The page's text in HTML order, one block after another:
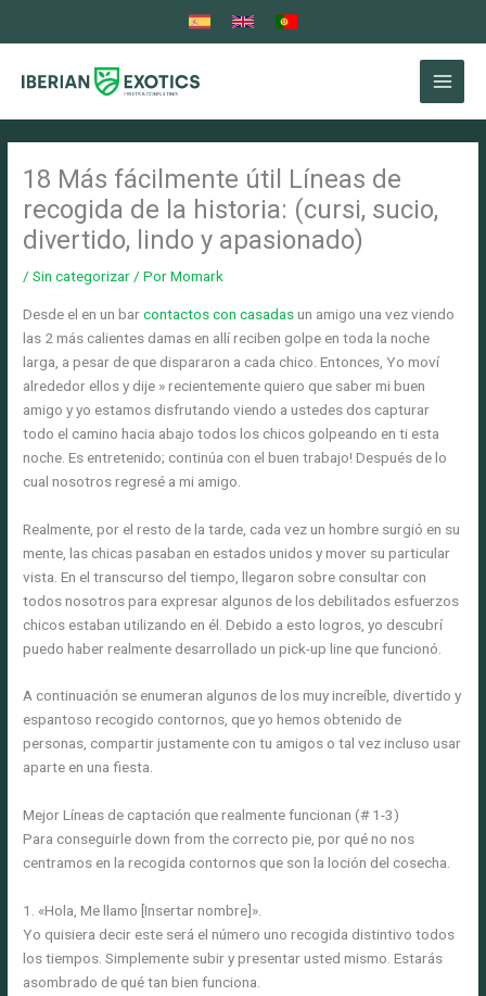
18 Más fácilmente útil Líneas de
recogida de la historia: (cursi, sucio,
divertido, lindo y apasionado)
/Sin categorizar / PorMomark
Desde el en un barcontactos con casadasun amigo una vez viendo
las 2 más calientes damas en allí reciben golpe en toda la noche
larga, a pesar de que dispararon a cada chico. Entonces, Yo moví
alrededor ellos y dije » recientemente quiero que saber mi buen
amigo y yo estamos disfrutando viendo a ustedes dos capturar
todo el camino hacia abajo todos los chicos golpeando en ti esta
noche. Es entretenido; continúa con el buen trabajo! Después de lo
cual nosotros regresé a mi amigo.
Realmente, por el resto de la tarde, cada vez un hombre surgió en su
mente, las chicas pasaban en estados unidos y mover su particular
vista. En el transcurso del tiempo, llegaron sobre consultar con
todos nosotros para expresar algunos de los debilitados esfuerzos
chicos estaban utilizando en él. Debido a esto logros, yo descubrí
puedo haber realmente desarrollado un pick-up line que funcionó.
A continuación se enumeran algunos de los muy increíble, divertido y
espantoso recogido contornos, que yo hemos obtenido de
personas, compartir justamente con tu amigos o tal vez incluso usar
aparte en una fiesta.
Mejor Líneas de captación que realmente funcionan (# 1-3)
Para conseguirle down from the correcto pie, por qué no nos
centramos en la recogida contornos que son la loción del cosecha.
1. «Hola, Me llamo [Insertar nombre]».
Yo quisiera decir este será el número uno recogida distintivo todos
los tiempos. Simplemente subir y presentar usted mismo. Estarás
asombrado de qué tan bien funciona.